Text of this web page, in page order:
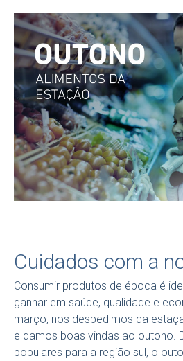
Cuidados com a
Consumir produtos de época é
ganhar em saúde, qualidade e
março, nos despedimos da
e damos boas vindas ao outono.
populares para a região sul, o